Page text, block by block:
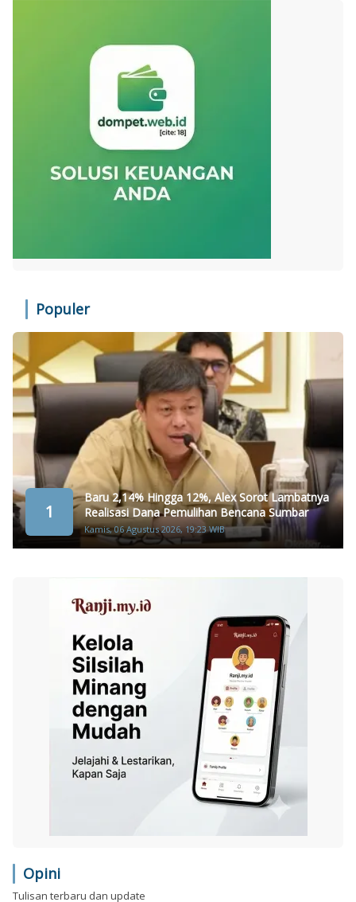
Populer
1
Baru 2,14% Hingga 12%, Alex Sorot Lambatnya
Realisasi Dana Pemulihan Bencana Sumbar
Kamis, 06 Agustus 2026, 19:23 WIB
Opini
Tulisan terbaru dan update